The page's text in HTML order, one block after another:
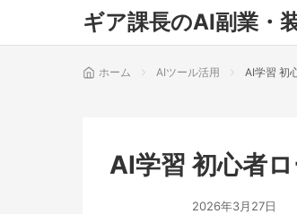
ギア課長のAI副業・
ホーム AIツール活用 AI学習 初
AI学習 初心者
2026年3月27日